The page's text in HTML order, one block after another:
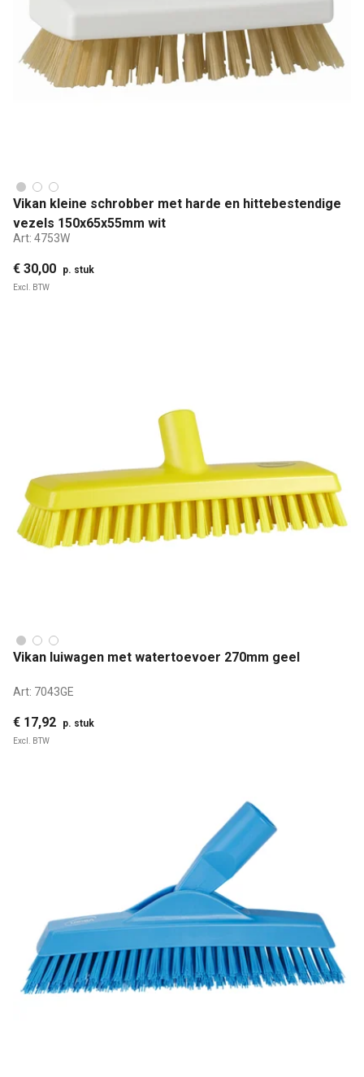
Vikan kleine schrobber met harde en hittebestendige
vezels 150x65x55mm wit
Art: 4753W
€ 30,00 p. stuk
Excl. BTW
Vikan luiwagen met watertoevoer 270mm geel
Art: 7043GE
€ 17,92 p. stuk
Excl. BTW